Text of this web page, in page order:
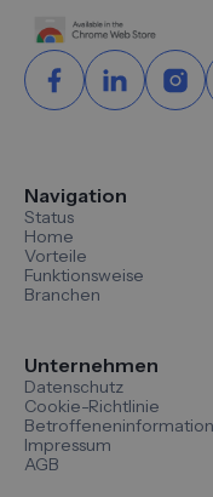
Navigation
Status
Home
Vorteile
Funktionsweise
Branchen
Unternehmen
Datenschutz
Cookie-Richtlinie
Impressum
AGB